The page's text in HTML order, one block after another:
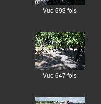
Vue 693 fois
Vue 647 fois